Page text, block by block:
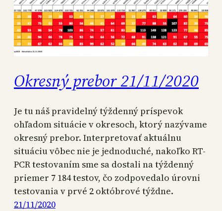
Okresný prebor 21/11/2020
Je tu náš pravidelný týždenný príspevok
ohľadom situácie v okresoch, ktorý nazývame
okresný prebor. Interpretovať aktuálnu
situáciu vôbec nie je jednoduché, nakoľko RT-
PCR testovaním sme sa dostali na týždenný
priemer 7 184 testov, čo zodpovedalo úrovni
testovania v prvé 2 októbrové týždne.
21/11/2020